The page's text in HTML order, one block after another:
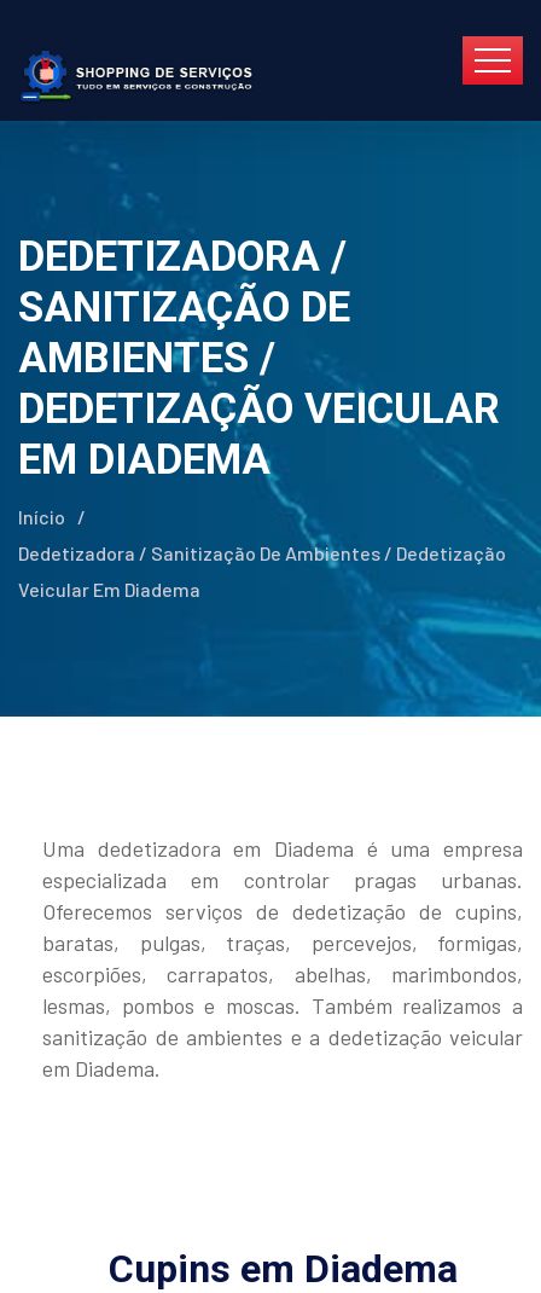
DEDETIZADORA /
SANITIZAÇÃO DE
AMBIENTES /
DEDETIZAÇÃO VEICULAR
EM DIADEMA
Início
/
Dedetizadora / Sanitização De Ambientes / Dedetização
Veicular Em Diadema
Uma dedetizadora em Diadema é uma empresa
especializada em controlar pragas urbanas.
Oferecemos serviços de dedetização de cupins,
baratas, pulgas, traças, percevejos, formigas,
escorpiões, carrapatos, abelhas, marimbondos,
lesmas, pombos e moscas. Também realizamos a
sanitização de ambientes e a dedetização veicular
em Diadema.
Cupins em Diadema